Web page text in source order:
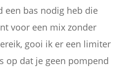
een bas nodig heb die
voor een mix zonder
gooi ik er een limiter
op dat je geen pompend